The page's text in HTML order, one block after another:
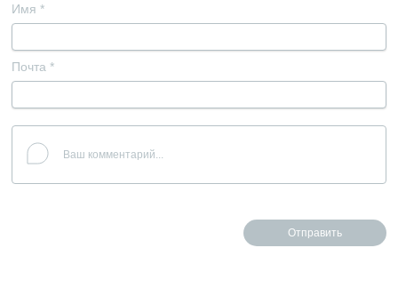
Имя *
Почта *